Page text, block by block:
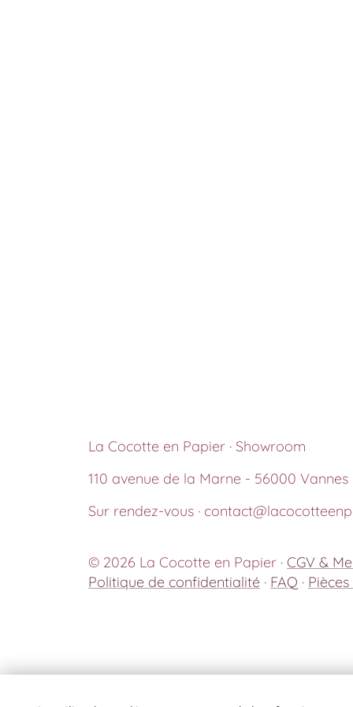
La Cocotte en Papier · Showroom
110 avenue de la Marne - 56000 Vannes
Sur rendez-vous ·
© 2026 La Cocotte en Papier · CGV &
Politique de confidentialité · FAQ ·